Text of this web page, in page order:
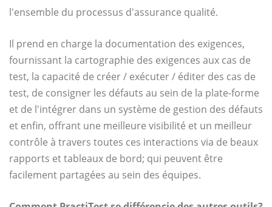
l'ensemble du processus d'assurance qualité.
Il prend en charge la documentation des exigences,
fournissant la cartographie des exigences aux cas de
test, la capacité de créer / exécuter / éditer des cas de
test, de consigner les défauts au sein de la plate-forme
et de l'intégrer dans un système de gestion des défauts
et enfin, offrant une meilleure visibilité et un meilleur
contrôle à travers toutes ces interactions via de beaux
rapports et tableaux de bord; qui peuvent être
facilement partagées au sein des équipes.